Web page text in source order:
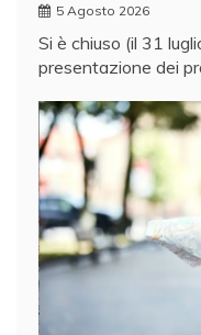
5 Agosto 2026
Si è chiuso (il 31
presentazione dei